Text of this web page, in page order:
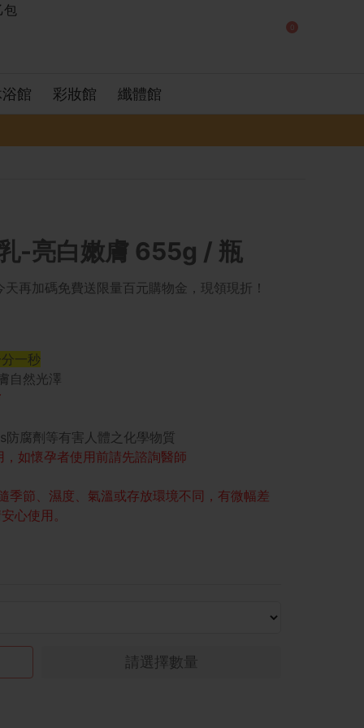
0
館 彩妝館 纖體館
-亮白嫩膚 655g / 瓶
再加碼免費送限量百元購物金，現領現折！
一秒
自然光澤
腐劑等有害人體之化學物質
如懷孕者使用前請先諮詢醫師
季節、濕度、氣溫或存放環境不同，有微幅差
心使用。
請選擇數量